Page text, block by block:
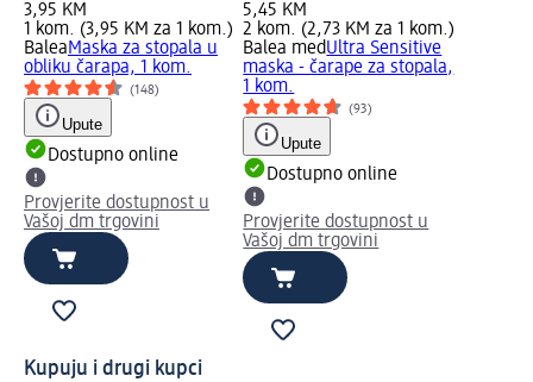
3,95 KM
1 kom. (3,95 KM za 1 kom.)
BaleaMaska za stopala u
obliku čarapa, 1 kom.
(148)
Upute
Dostupno online
Provjerite dostupnost u
Vašoj dm trgovini
5,45 KM
2 kom. (2,73 KM za 1 kom.)
Balea medUltra Sensitive
maska - čarape za stopala,
1 kom.
(93)
Upute
Dostupno online
Provjerite dostupnost u
Vašoj dm trgovini
Kupuju i drugi kupci